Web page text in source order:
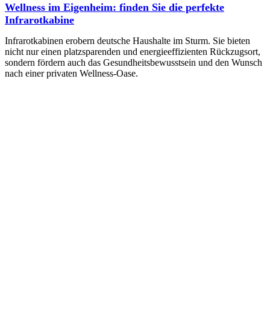
Wellness im Eigenheim: finden Sie die perfekte
Infrarotkabine
Infrarotkabinen erobern deutsche Haushalte im Sturm. Sie bieten
nicht nur einen platzsparenden und energieeffizienten Rückzugsort,
sondern fördern auch das Gesundheitsbewusstsein und den Wunsch
nach einer privaten Wellness-Oase.